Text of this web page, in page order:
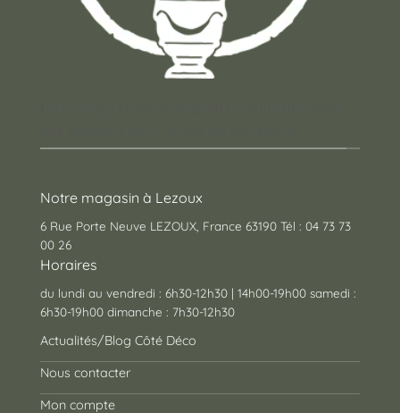
Notre magasin à Lezoux
6 Rue Porte Neuve LEZOUX, France 63190 Tél : 04 73 73
00 26
Horaires
du lundi au vendredi : 6h30-12h30 | 14h00-19h00 samedi :
6h30-19h00 dimanche : 7h30-12h30
Actualités/Blog Côté Déco
Nous contacter
Mon compte